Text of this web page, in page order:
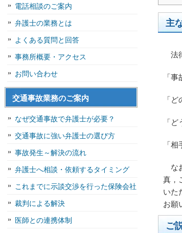
主
法
「
「
「
「
な
真，
いた
お願
ご
電話相談のご案内
弁護士の業務とは
よくある質問と回答
事務所概要・アクセス
お問い合わせ
交通事故業務のご案内
なぜ交通事故で弁護士が必要？
交通事故に強い弁護士の選び方
事故発生～解決の流れ
弁護士へ相談・依頼するタイミング
これまでに示談交渉を行った保険会社
裁判による解決
医師との連携体制